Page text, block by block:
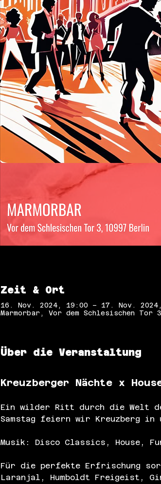
Zeit & Ort
16. Nov. 2024, 19:00 – 17. Nov.
Marmorbar, Vor dem Schlesischen
Über die Veranstaltung
Kreuzberger Nächte x
Ein wilder Ritt durch die Welt
Samstag feiern wir Kreuzberg in
Musik: Disco Classics, House,
Für die perfekte Erfrischung
Laranjal, Humboldt Freigeist,